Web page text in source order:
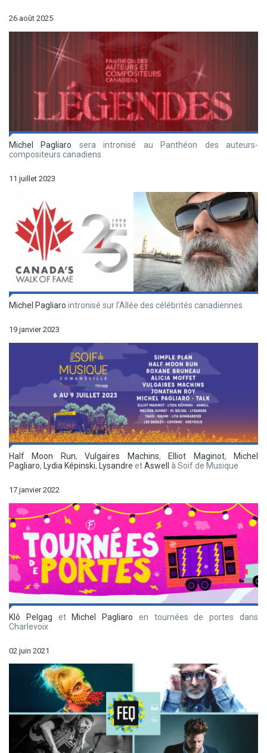
26 août 2025
Michel Pagliaro sera intronisé au Panthéon des auteurs-
compositeurs canadiens
11 juillet 2023
Michel Pagliaro intronisé sur l'Allée des célébrités canadiennes
19 janvier 2023
Half Moon Run,Vulgaires Machins, Elliot Maginot,
Michel
Pagliaro, Lydia Képinski, Lysandre etAswell à Soif de Musique
17 janvier 2022
Klô Pelgag etMichel Pagliaro en tournées de portes dans
Charlevoix
02 juin 2021